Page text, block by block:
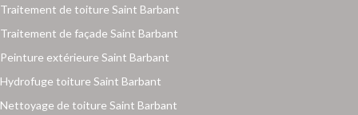
Traitement de toiture Saint Barbant
Traitement de façade Saint Barbant
Peinture extérieure Saint Barbant
Hydrofuge toiture Saint Barbant
Nettoyage de toiture Saint Barbant